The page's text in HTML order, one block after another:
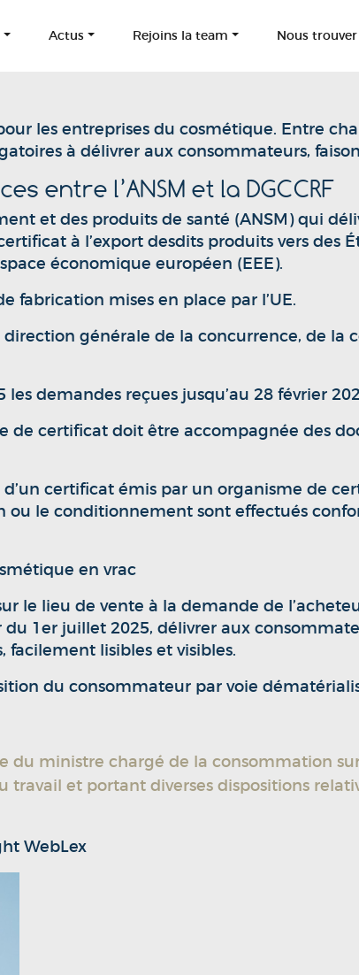
Actus Rejoins la team Nous trouver
les entreprises du cosmétique. Entre
à délivrer aux consommateurs,
entre l’ANSM et la DGCCRF
et des produits de santé (ANSM) qui
à l’export desdits produits vers des
économique européen (EEE).
fabrication mises en place par l’UE.
générale de la concurrence, de la
demandes reçues jusqu’au 28 février
de certificat doit être accompagnée des
certificat émis par un organisme de
le conditionnement sont effectués
en vrac
le lieu de vente à la demande de
1er juillet 2025, délivrer aux
lisibles et visibles.
du consommateur par voie
ministre chargé de la consommation
et portant diverses dispositions
WebLex